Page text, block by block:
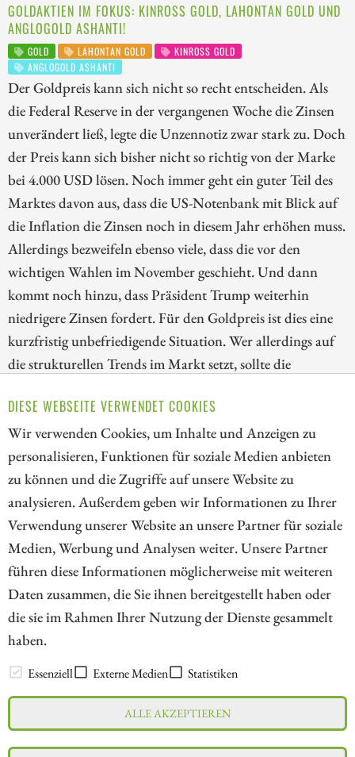
DIESE WEBSEITE VERWENDET COOKIES
Wir verwenden Cookies, um Inhalte und Anzeigen zu
personalisieren, Funktionen für soziale Medien anbieten
zu können und die Zugriffe auf unsere Website zu
analysieren. Außerdem geben wir Informationen zu Ihrer
Verwendung unserer Website an unsere Partner für soziale
Medien, Werbung und Analysen weiter. Unsere Partner
führen diese Informationen möglicherweise mit weiteren
Daten zusammen, die Sie ihnen bereitgestellt haben oder
die sie im Rahmen Ihrer Nutzung der Dienste gesammelt
haben.
Essenziell Externe Medien Statistiken
ALLE AKZEPTIEREN
GOLDAKTIEN IM FOKUS: KINROSS GOLD, LAHONTAN GOLD UND
ANGLOGOLD ASHANTI!
GOLD LAHONTAN GOLD
KINROSS GOLD
ANGLOGOLD ASHANTI
Der Goldpreis kann sich nicht so recht entscheiden. Als
die Federal Reserve in der vergangenen Woche die Zinsen
unverändert ließ, legte die Unzennotiz zwar stark zu. Doch
der Preis kann sich bisher nicht so richtig von der Marke
bei 4.000 USD lösen. Noch immer geht ein guter Teil des
Marktes davon aus, dass die US-Notenbank mit Blick auf
die Inflation die Zinsen noch in diesem Jahr erhöhen muss.
Allerdings bezweifeln ebenso viele, dass die vor den
wichtigen Wahlen im November geschieht. Und dann
kommt noch hinzu, dass Präsident Trump weiterhin
niedrigere Zinsen fordert. Für den Goldpreis ist dies eine
kurzfristig unbefriedigende Situation. Wer allerdings auf
die strukturellen Trends im Markt setzt, sollte die
heute auf die Papiere von Kinross Gold, Lahontan Gold
und AngloGold Ashanti!
ZUM KOMMENTAR
// kapitalerhoehungen.de - © 2026 - Die Informationsplattform für
Investoren und Unternehmen rund um Kapitalerhöhung, Kapitalmarkt
und Unternehmensfinanzierung
LEXIKON
Impressum
Datenschutz